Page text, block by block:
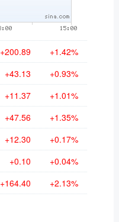
+200.89 +1.42%
+43.13 +0.93%
+11.37 +1.01%
+47.56 +1.35%
+12.30 +0.17%
+0.10 +0.04%
+164.40 +2.13%